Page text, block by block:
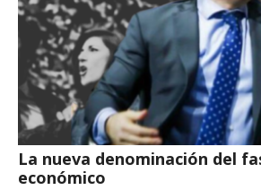
La nueva denominación del
económico